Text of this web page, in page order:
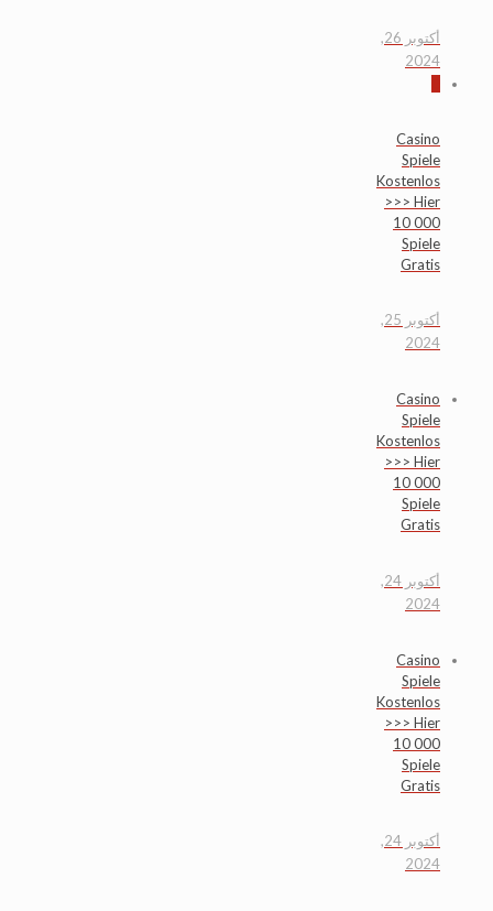
أكتوبر 26,
2024
Casino
Spiele
Kostenlos
>>> Hier
10 000
Spiele
Gratis
أكتوبر 25,
2024
Casino
Spiele
Kostenlos
>>> Hier
10 000
Spiele
Gratis
أكتوبر 24,
2024
Casino
Spiele
Kostenlos
>>> Hier
10 000
Spiele
Gratis
أكتوبر 24,
2024